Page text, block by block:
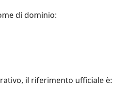
di dominio:
il riferimento ufficiale è: